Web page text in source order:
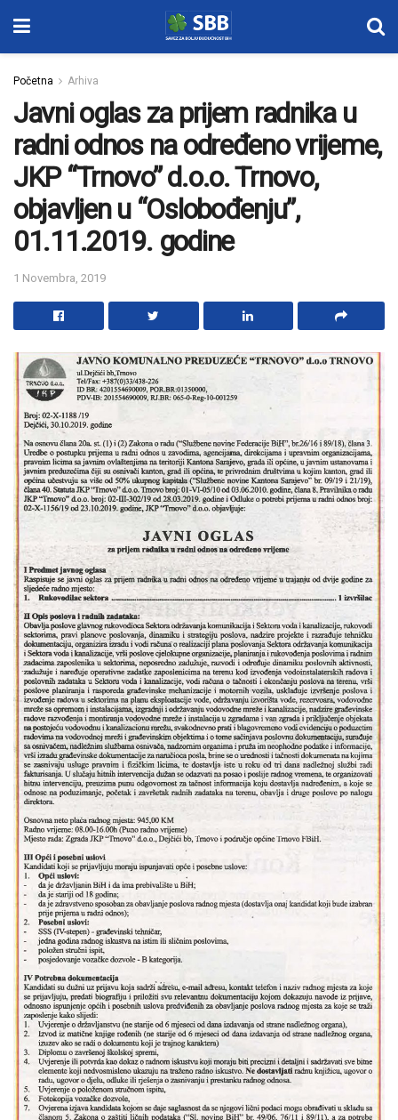
Početna Arhiva
Javni oglas za prijem radnika u
radni odnos na određeno vrijeme,
JKP “Trnovo” d.o.o. Trnovo,
objavljen u “Oslobođenju”,
01.11.2019. godine
1 Novembra, 2019